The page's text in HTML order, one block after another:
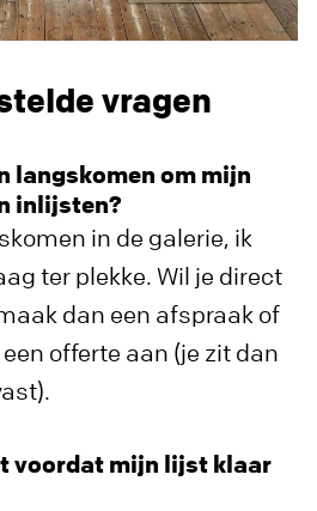
vragen
langskomen om mijn
inlijsten?
in de galerie, ik
ter plekke. Wil je direct
dan een afspraak of
offerte aan (je zit dan
voordat mijn lijst klaar